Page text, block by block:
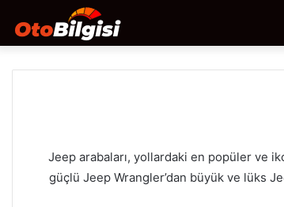
Jeep arabaları, yollardaki en popüler ve
güçlü Jeep Wrangler’dan büyük ve lüks